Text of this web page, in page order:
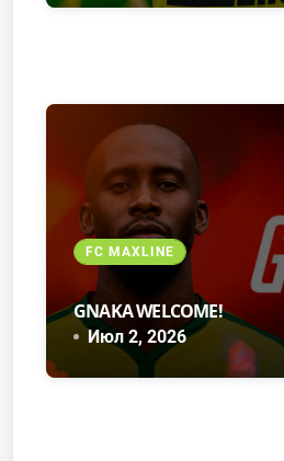
FC MAXLINE
GNAKA WELCOME!
Июл 2, 2026